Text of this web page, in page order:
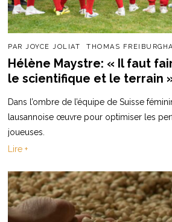
PARJOYCE JOLIAT THOMAS
Hélène Maystre: « Il faut
le scientifique et le terrain
Dans l’ombre de l’équipe de Suisse
lausannoise œuvre pour optimiser les
joueuses.
Lire +